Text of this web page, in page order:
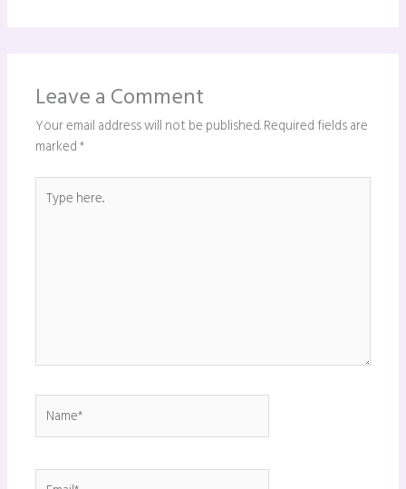
Leave a Comment
Your email address will not be published.Required fields are
marked*
here..